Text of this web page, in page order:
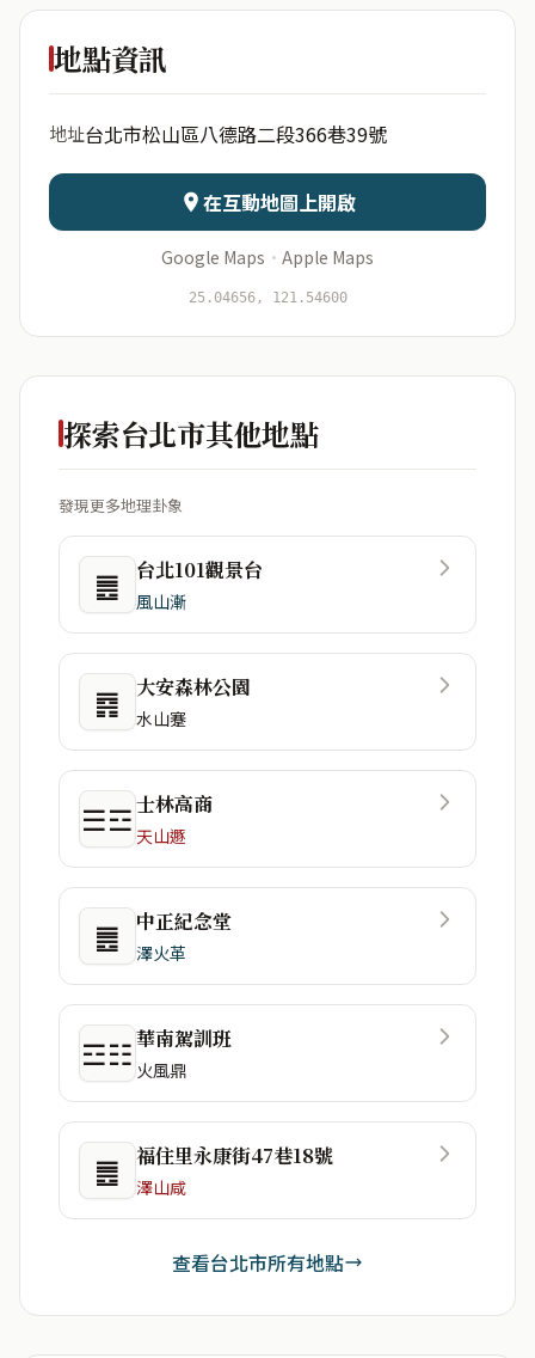
🎠🎀My
日期 出生時辰
資料僅用於即時分析，不會儲存於伺服器
地點資訊
地址台北市松山區八德路二段366巷39號
在互動地圖上開啟
Google Maps · Apple Maps
25.04656, 121.54600
探索台北市其他地點
發現更多地理卦象
䷌ 台北101觀景台
風山漸
䷴ 大安森林公園
水山蹇
☰☲士林高商
天山遯
䷌ 中正紀念堂
澤火革
☲☷華南駕訓班
火風鼎
䷌ 福住里永康街47巷18號
澤山咸
查看台北市所有地點